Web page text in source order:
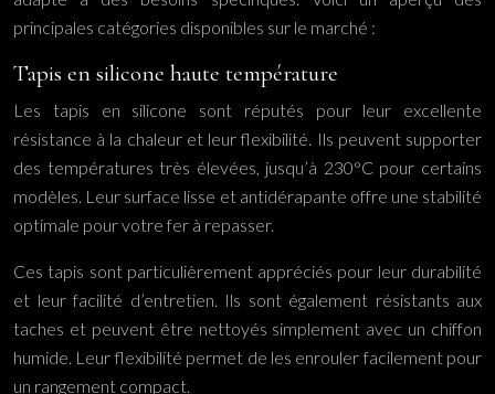
principales catégories disponibles sur le marché :
Tapis en silicone haute température
Les tapis en silicone sont réputés pour leur excellente
résistance à la chaleur et leur flexibilité. Ils peuvent supporter
des températures très élevées, jusqu’à 230°C pour certains
modèles. Leur surface lisse et antidérapante offre une stabilité
optimale pour votre fer à repasser.
Ces tapis sont particulièrement appréciés pour leur durabilité
et leur facilité d’entretien. Ils sont également résistants aux
taches et peuvent être nettoyés simplement avec un chiffon
humide. Leur flexibilité permet de les enrouler facilement pour
un rangement compact.